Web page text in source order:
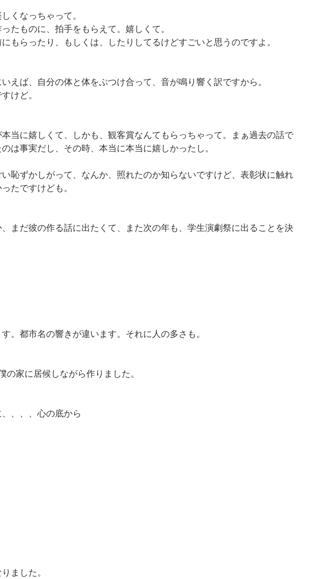
くなっちゃって。
たものに、拍手をもらえて。嬉しくて。
もらったり、もしくは、したりしてるけどすごいと思うのですよ。
えば、自分の体と体をぶつけ合って、音が鳴り響く訳ですから。
けど。
当に嬉しくて、しかも、観客賞なんてもらっちゃって。まぁ過去の話で
は事実だし、その時、本当に本当に嬉しかったし。
恥ずかしがって、なんか、照れたのか知らないですけど、表彰状に触れ
たですけども。
まだ彼の作る話に出たくて、また次の年も、学生演劇祭に出ることを決
。都市名の響きが違います。それに人の多さも。
の家に居候しながら作りました。
、、、心の底から
ました。